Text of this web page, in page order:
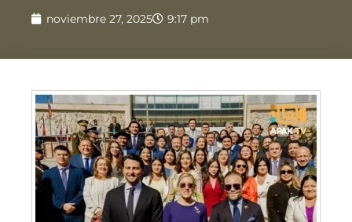
noviembre 27, 2025 9:17 pm